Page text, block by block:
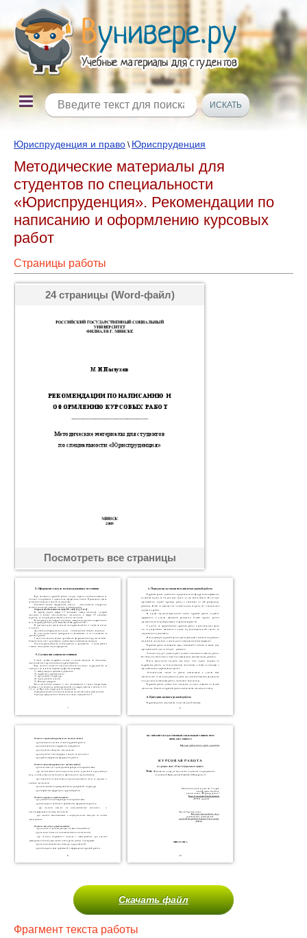
Юриспруденция и право \ Юриспруденция
Методические материалы для
студентов по специальности
«Юриспруденция». Рекомендации по
написанию и оформлению курсовых
работ
Страницы работы
24 страницы (Word-файл)
Посмотреть все страницы
Скачать файл
Фрагмент текста работы